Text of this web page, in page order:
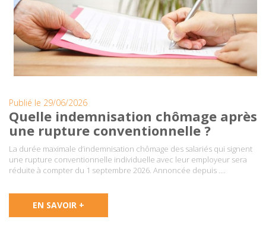
Publié le 29/06/2026
Quelle indemnisation chômage après
une rupture conventionnelle ?
La durée maximale d’indemnisation chômage des salariés qui signent
une rupture conventionnelle individuelle avec leur employeur sera
réduite à compter du 1 septembre 2026. Annoncée depuis ….
EN SAVOIR +